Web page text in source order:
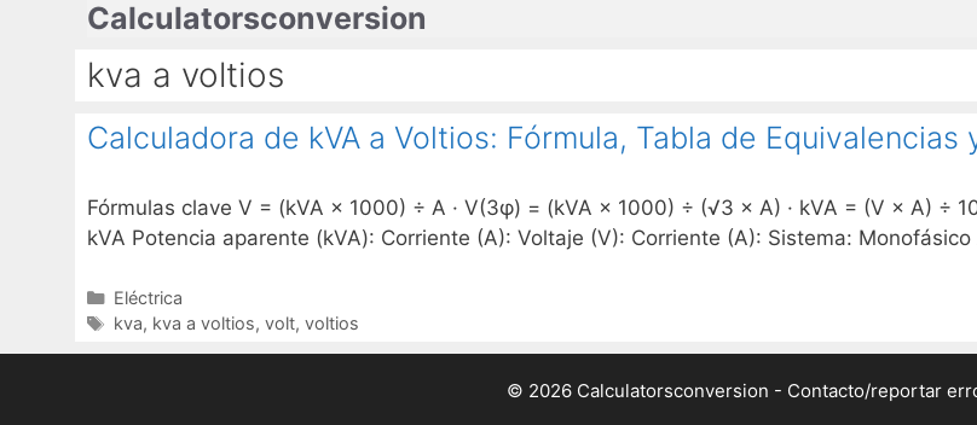
contenido
Calculatorsconversion
kva a voltios
Calculadora de kVA a Voltios: Fórmula, Tabla de Equivalencias
Fórmulas clave V = (kVA × 1000) ÷ A · V(3φ) = (kVA × 1000) ÷ (√3 × A) · kVA = (V × A)
kVA Potencia aparente (kVA): Corriente (A): Voltaje (V): Corriente (A): Sistema:
Categorías
Eléctrica
Etiquetas
kva, kva a voltios, volt, voltios
© 2026 Calculatorsconversion - Contacto/reportar